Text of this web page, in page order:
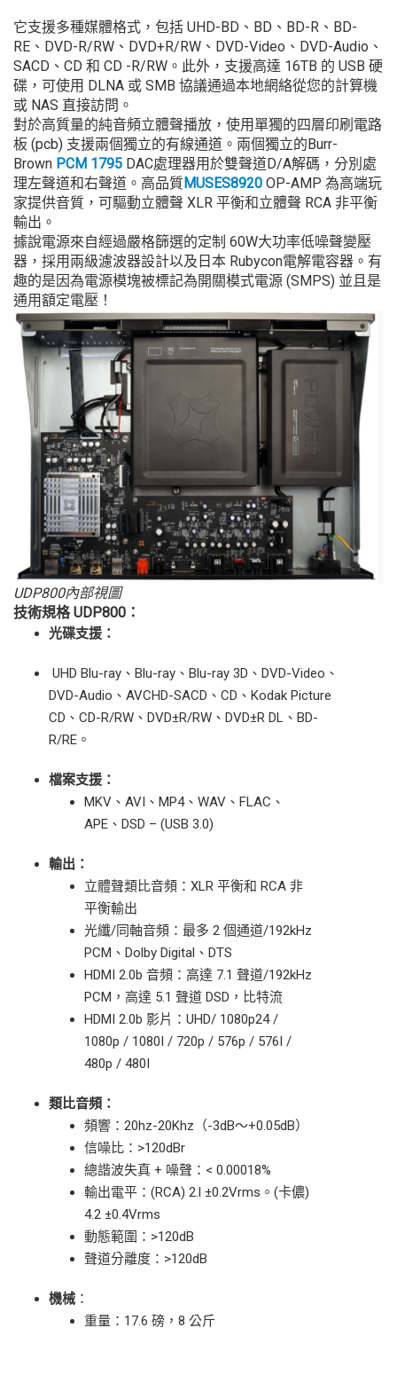
它支援多種媒體格式，包括 UHD-BD、BD、BD-R、BD-
RE、DVD-R/RW、DVD+R/RW、DVD-Video、DVD-Audio、
SACD、CD 和 CD -R/RW。此外，支援高達 16TB 的 USB 硬
碟，可使用 DLNA 或 SMB 協議通過本地網絡從您的計算機
或 NAS 直接訪問。
對於高質量的純音頻立體聲播放，使用單獨的四層印刷電路
板 (pcb) 支援兩個獨立的有線通道。兩個獨立的Burr-
Brown PCM 1795 DAC處理器用於雙聲道D/A解碼，分別處
理左聲道和右聲道。高品質MUSES8920 OP-AMP 為高端玩
家提供音質，可驅動立體聲 XLR 平衡和立體聲 RCA 非平衡
輸出。
據說電源來自經過嚴格篩選的定制 60W大功率低噪聲變壓
器，採用兩級濾波器設計以及日本 Rubycon電解電容器。有
趣的是因為電源模塊被標記為開關模式電源 (SMPS) 並且是
通用額定電壓！
UDP800內部視圖
技術規格 UDP800：
光碟支援：
UHD Blu-ray、Blu-ray、Blu-ray 3D、DVD-Video、
DVD-Audio、AVCHD-SACD、CD、Kodak Picture
CD、CD-R/RW、DVD±R/RW、DVD±R DL、BD-
R/RE。
檔案支援：
MKV、AVI、MP4、WAV、FLAC、
APE、DSD – (USB 3.0)
輸出：
立體聲類比音頻：XLR 平衡和 RCA 非
平衡輸出
光纖/同軸音頻：最多 2 個通道/192kHz
PCM、Dolby Digital、DTS
HDMI 2.0b 音頻：高達 7.1 聲道/192kHz
PCM，高達 5.1 聲道 DSD，比特流
HDMI 2.0b 影片：UHD/ 1080p24 /
1080p / 1080I / 720p / 576p / 576I /
480p / 480I
類比音頻：
頻響：20hz-20Khz（-3dB～+0.05dB）
信噪比：>120dBr
總諧波失真 + 噪聲：< 0.00018%
輸出電平：(RCA) 2.l ±0.2Vrms。(卡儂)
4.2 ±0.4Vrms
動態範圍：>120dB
聲道分離度：>120dB
機械 ：
重量：17.6 磅，8 公斤